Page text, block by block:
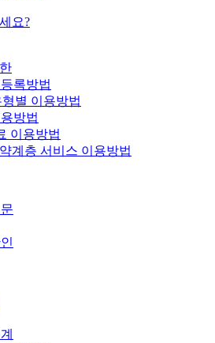
요?
록방법
별 이용방법
방법
이용방법
계층 서비스 이용방법